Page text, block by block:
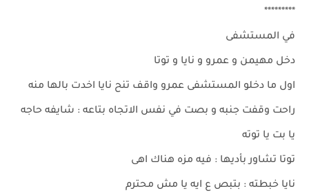
*********
في المستشفى
دخل مهيمن و عمرو و نايا و توتا
اول ما دخلو المستشفى عمرو واقف تنح نايا اخدت بالها منه
راحت وقفت جنبه و بصت في نفس الاتجاه بتاعه : شايفه حاجه
يا بت يا توته
توتا تشاور بأديها : فيه مزه هناك اهى
نايا خبطته : بتبص ع ايه يا مش محترم